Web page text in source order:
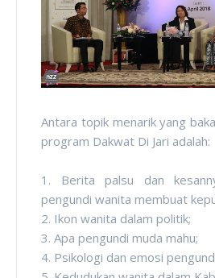
Antara topik menarik yang
program Dakwat Di Jari adalah:
1. Berita palsu dan
pengundi wanita membuat
2. Ikon wanita dalam politik;
3. Apa pengundi muda mahu;
4. Psikologi dan emosi